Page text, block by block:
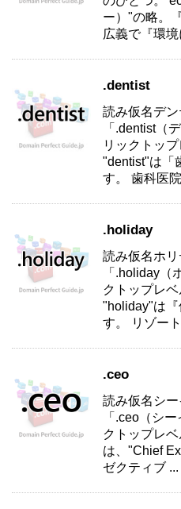
ー）"の略。
広義で『環境
.dentist
読み仮名デ
「.dentist（
リックトッ
"dentist"は「
す。 歯科医
.holiday
読み仮名ホ
「.holiday（
クトップレベ
"holiday"は
す。 リゾー
.ceo
読み仮名シ
「.ceo（シ
クトップレ
は、"Chief
ゼクティブ ...